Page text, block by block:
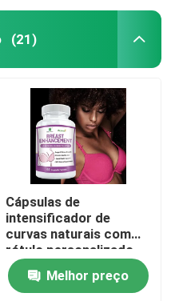
(21)
Cápsulas de
intensificador de
curvas naturais com
rótulo personalizado
60 comprimidos para
saúde feminina
Melhor preço